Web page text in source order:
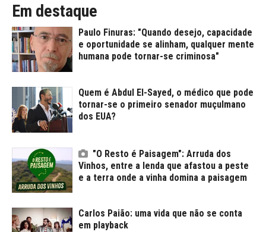
Em destaque
Paulo Finuras: "Quando desejo, capacidade
e oportunidade se alinham, qualquer mente
humana pode tornar-se criminosa"
Quem é Abdul El-Sayed, o médico que pode
tornar-se o primeiro senador muçulmano
dos EUA?
"O Resto é Paisagem": Arruda dos
Vinhos, entre a lenda que afastou a peste
e a terra onde a vinha domina a paisagem
Carlos Paião: uma vida que não se conta
em playback